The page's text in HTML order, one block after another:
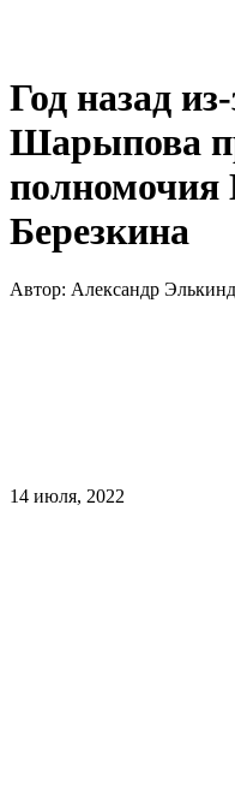
Год назад
Шарыпова
Березкина
Автор: Александр Элькинд
14 июля, 2022